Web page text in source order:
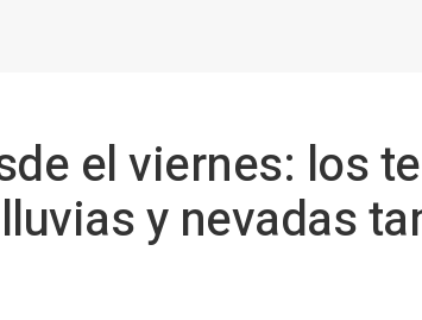
el viernes: los
y nevadas